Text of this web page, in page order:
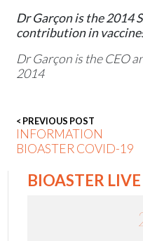
Dr Garçon is the 2014
contribution in
Dr Garçon is the CEO
2014
< PREVIOUS POST
INFORMATION
BIOASTER COVID-19
BIOASTER LIVE